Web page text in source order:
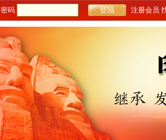
密码 注册会员